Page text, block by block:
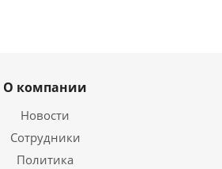
О компании
Новости
Сотрудники
Политика